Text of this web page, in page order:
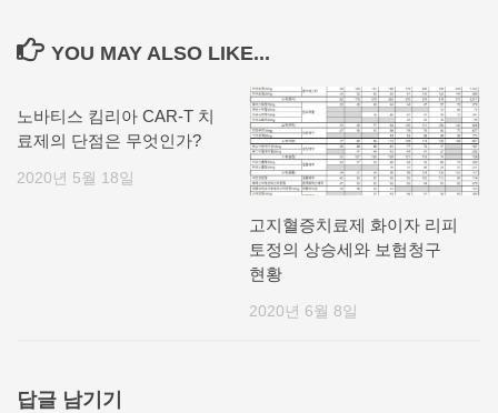
YOU MAY ALSO LIKE...
노바티스 킴리아 CAR-T 치
료제의 단점은 무엇인가?
2020년 5월 18일
고지혈증치료제 화이자 리피
토정의 상승세와 보험청구
현황
2020년 6월 8일
답글 남기기